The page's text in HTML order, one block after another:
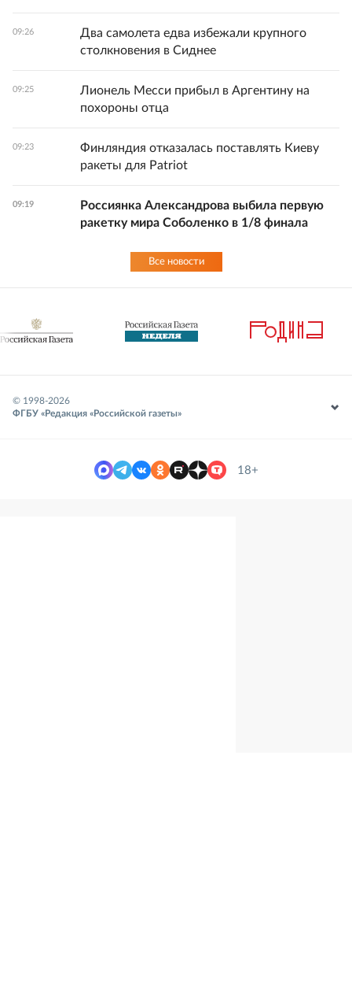
09:26
Два самолета едва избежали крупного
столкновения в Сиднее
09:25
Лионель Месси прибыл в Аргентину на
похороны отца
09:23
Финляндия отказалась поставлять Киеву
ракеты для Patriot
09:19
Россиянка Александрова выбила первую
ракетку мира Соболенко в 1/8 финала
Все новости
© 1998-2026
ФГБУ «Редакция «Российской газеты»
18+